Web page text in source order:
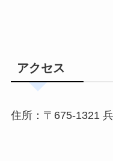
アクセス
住所：〒675-1321